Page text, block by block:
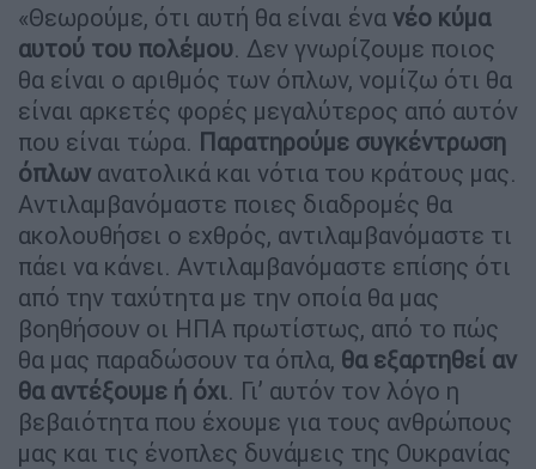
«Θεωρούμε, ότι αυτή θα είναι ένα νέο κύμα
αυτού του πολέμου. Δεν γνωρίζουμε ποιος
θα είναι ο αριθμός των όπλων, νομίζω ότι θα
είναι αρκετές φορές μεγαλύτερος από αυτόν
που είναι τώρα. Παρατηρούμε συγκέντρωση
όπλων ανατολικά και νότια του κράτους μας.
Αντιλαμβανόμαστε ποιες διαδρομές θα
ακολουθήσει ο εχθρός, αντιλαμβανόμαστε τι
πάει να κάνει. Αντιλαμβανόμαστε επίσης ότι
από την ταχύτητα με την οποία θα μας
βοηθήσουν οι ΗΠΑ πρωτίστως, από το πώς
θα μας παραδώσουν τα όπλα, θα εξαρτηθεί αν
θα αντέξουμε ή όχι. Γι’ αυτόν τον λόγο η
βεβαιότητα που έχουμε για τους ανθρώπους
μας και τις ένοπλες δυνάμεις της Ουκρανίας